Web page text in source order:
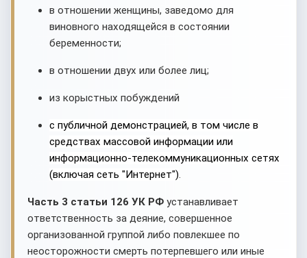
в отношении женщины, заведомо для
виновного находящейся в состоянии
беременности;
в отношении двух или более лиц;
из корыстных побуждений
с публичной демонстрацией, в том числе в
средствах массовой информации или
информационно-телекоммуникационных сетях
(включая сеть "Интернет").
Часть 3 статьи 126 УК РФ устанавливает
ответственность за деяние, совершенное
организованной группой либо повлекшее по
неосторожности смерть потерпевшего или иные